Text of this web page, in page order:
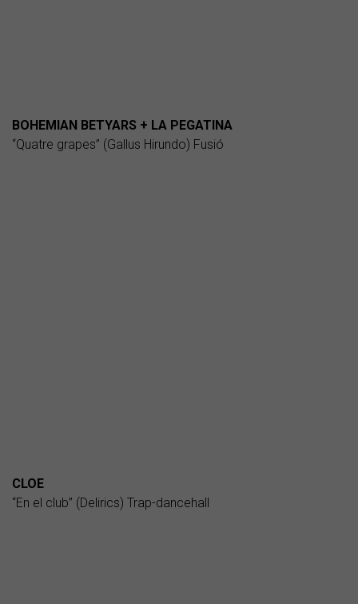
BOHEMIAN BETYARS + LA PEGATINA
“Quatre grapes” (Gallus Hirundo) Fusió
CLOE
“En el club” (Delirics) Trap-dancehall